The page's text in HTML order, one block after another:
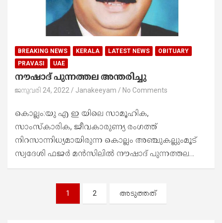
BREAKING NEWS KERALA LATEST NEWS
OBITUARY
PRAVASI
UAE
നൗഷാദ് പുന്നത്തല അന്തരിച്ചു
ജനുവരി 24, 2022 Janakeeyam No Comments
കൊല്ലം:യു എ ഇ യിലെ സാമൂഹിക,
സാംസ്കാരിക, ജീവകാരുണ്യ രംഗത്ത്
നിറസാന്നിധ്യമായിരുന്ന കൊല്ലം അഞ്ചുകല്ലുംമൂട്
സ്വദേശി ഫജർ മൻസിലിൽ നൗഷാദ് പുന്നത്തല…
1 2 അടുത്തത്